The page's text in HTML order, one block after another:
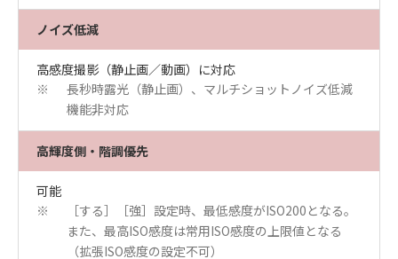
ノイズ低減
高感度撮影（静止画／動画）に対応
※
長秒時露光（静止画）、マルチショットノイズ低減
機能非対応
高輝度側・階調優先
可能
※
［する］［強］設定時、最低感度がISO200となる。
また、最高ISO感度は常用ISO感度の上限値となる
（拡張ISO感度の設定不可）